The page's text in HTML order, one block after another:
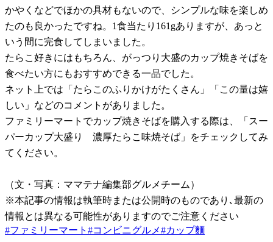
かやくなどでほかの具材もないので、シンプルな味を楽しめ
たのも良かったですね。1食当たり161gありますが、あっと
いう間に完食してしまいました。
たらこ好きにはもちろん、がっつり大盛のカップ焼きそばを
食べたい方にもおすすめできる一品でした。
ネット上では「たらこのふりかけがたくさん」「この量は嬉
しい」などのコメントがありました。
ファミリーマートでカップ焼きそばを購入する際は、「スー
パーカップ大盛り 濃厚たらこ味焼そば」をチェックしてみ
てください。
（文・写真：ママテナ編集部グルメチーム）
※本記事の情報は執筆時または公開時のものであり､最新の
情報とは異なる可能性がありますのでご注意ください
#ファミリーマート #コンビニグルメ#カップ麵